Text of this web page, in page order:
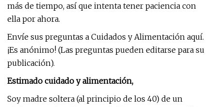
más de tiempo, así que intenta tener paciencia con
ella por ahora.
Envíe sus preguntas a Cuidados y Alimentación aquí.
¡Es anónimo! (Las preguntas pueden editarse para su
publicación).
Estimado cuidado y alimentación,
Soy madre soltera (al principio de los 40) de un